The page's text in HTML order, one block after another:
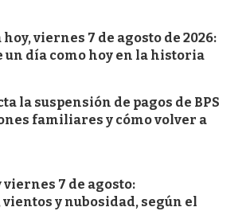
hoy, viernes 7 de agosto de 2026:
un día como hoy en la historia
la suspensión de pagos de BPS
familiares y cómo volver a
viernes 7 de agosto:
y nubosidad, según el